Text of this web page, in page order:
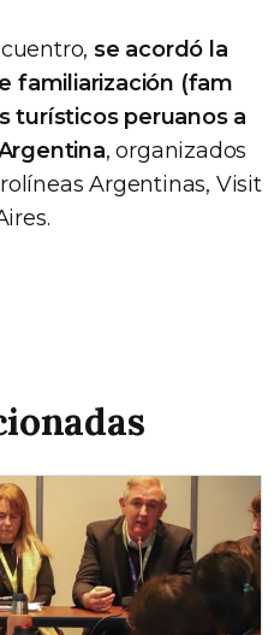
se acordó la
familiarización (fam
turísticos peruanos a
, organizados
Argentinas, Visit